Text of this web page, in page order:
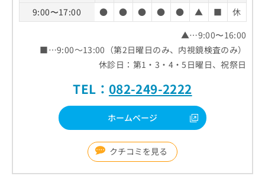
9:00〜17:00
● ● ● ● ● ▲ ■
休
▲…9:00〜16:00
■…9:00～13:00（第2日曜日のみ、内視鏡検査のみ）
休診日：第1・3・4・5日曜日、祝祭日
TEL： 082-249-2222
ホームページ
クチコミを見る